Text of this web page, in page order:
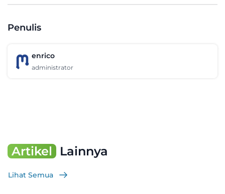
Penulis
enrico
administrator
Artikel Lainnya
Lihat Semua